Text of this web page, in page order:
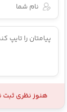
هنوز نظری ثبت